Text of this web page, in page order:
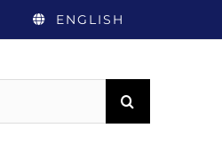
ENGLISH